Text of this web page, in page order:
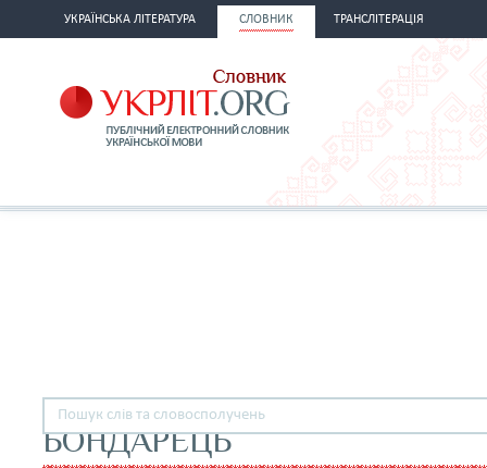
УКРАЇНСЬКА ЛІТЕРАТУРА СЛОВНИК ТРАНСЛІТЕРАЦІЯ
БОНДАРЕЦЬ